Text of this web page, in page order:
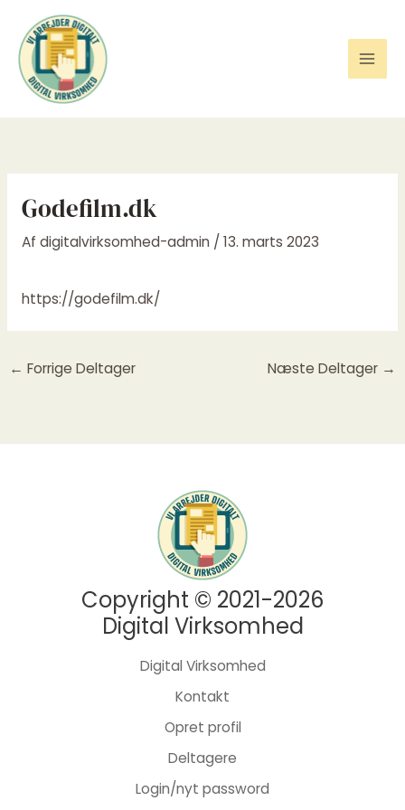
indholdet
Godefilm.dk
Af digitalvirksomhed-admin / 13. marts 2023
https://godefilm.dk/
← Forrige Deltager Næste Deltager →
Copyright © 2021-2026
Digital Virksomhed
Digital Virksomhed
Kontakt
Opret profil
Deltagere
Login/nyt password